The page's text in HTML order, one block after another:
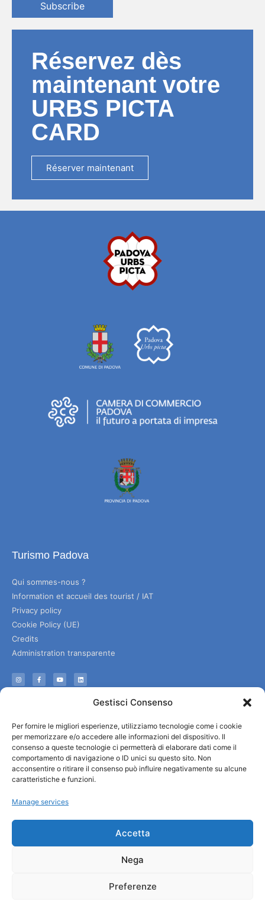
Gestisci Consenso
Per fornire le migliori esperienze, utilizziamo tecnologie come i cookie
per memorizzare e/o accedere alle informazioni del dispositivo. Il
consenso a queste tecnologie ci permetterà di elaborare dati come il
comportamento di navigazione o ID unici su questo sito. Non
acconsentire o ritirare il consenso può influire negativamente su alcune
caratteristiche e funzioni.
Manage services
Accetta
Nega
Preferenze
Subscribe
Réservez dès
maintenant votre
URBS PICTA
CARD
Réserver maintenant
Turismo Padova
Qui sommes-nous ?
Information et accueil des tourist / IAT
Privacy policy
Cookie Policy (UE)
Credits
Administration transparente
Services utiles
Télécharger les brochures
© All rights reserved